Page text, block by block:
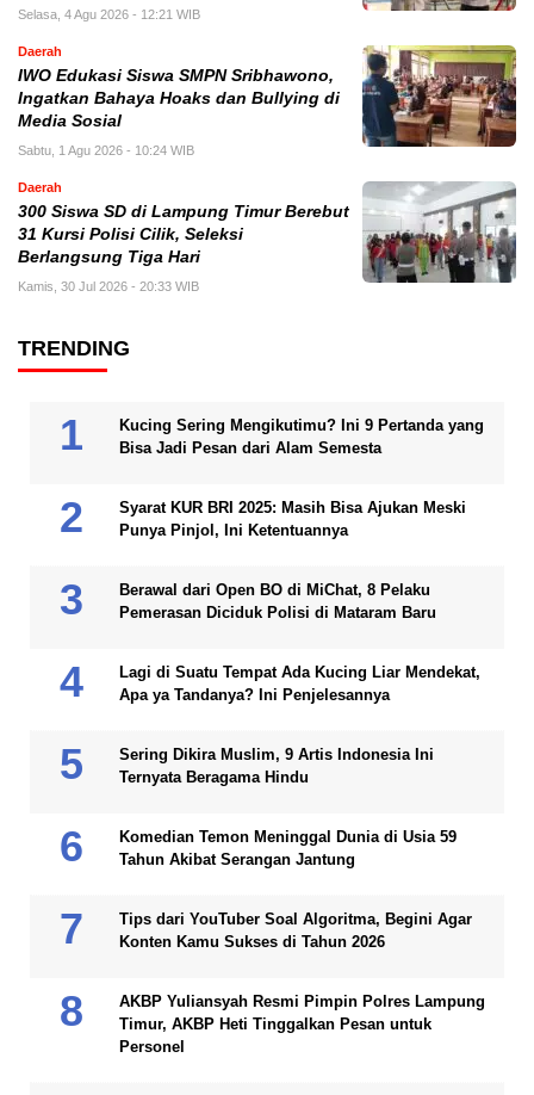
Selasa, 4 Agu 2026 - 12:21 WIB
Daerah
IWO Edukasi Siswa SMPN Sribhawono,
Ingatkan Bahaya Hoaks dan Bullying di
Media Sosial
Sabtu, 1 Agu 2026 - 10:24 WIB
Daerah
300 Siswa SD di Lampung Timur Berebut
31 Kursi Polisi Cilik, Seleksi
Berlangsung Tiga Hari
Kamis, 30 Jul 2026 - 20:33 WIB
TRENDING
Kucing Sering Mengikutimu? Ini 9 Pertanda yang
Bisa Jadi Pesan dari Alam Semesta
Syarat KUR BRI 2025: Masih Bisa Ajukan Meski
Punya Pinjol, Ini Ketentuannya
Berawal dari Open BO di MiChat, 8 Pelaku
Pemerasan Diciduk Polisi di Mataram Baru
Lagi di Suatu Tempat Ada Kucing Liar Mendekat,
Apa ya Tandanya? Ini Penjelesannya
Sering Dikira Muslim, 9 Artis Indonesia Ini
Ternyata Beragama Hindu
Komedian Temon Meninggal Dunia di Usia 59
Tahun Akibat Serangan Jantung
Tips dari YouTuber Soal Algoritma, Begini Agar
Konten Kamu Sukses di Tahun 2026
AKBP Yuliansyah Resmi Pimpin Polres Lampung
Timur, AKBP Heti Tinggalkan Pesan untuk
Personel